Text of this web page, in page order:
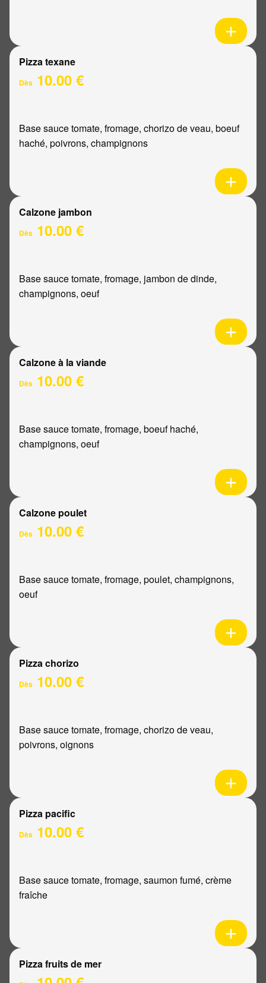
Pizza texane
Dès 10.00 €
Base sauce tomate, fromage, chorizo de veau, boeuf
haché, poivrons, champignons
Calzone jambon
Dès 10.00 €
Base sauce tomate, fromage, jambon de dinde,
champignons, oeuf
Calzone à la viande
Dès 10.00 €
Base sauce tomate, fromage, boeuf haché,
champignons, oeuf
Calzone poulet
Dès 10.00 €
Base sauce tomate, fromage, poulet, champignons,
oeuf
Pizza chorizo
Dès 10.00 €
Base sauce tomate, fromage, chorizo de veau,
poivrons, oignons
Pizza pacific
Dès 10.00 €
Base sauce tomate, fromage, saumon fumé, crème
fraîche
Pizza fruits de mer